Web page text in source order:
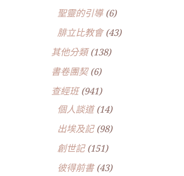
聖靈的引導(6)
腓立比教會(43)
其他分類(138)
書卷團契(6)
查經班(941)
個人談道(14)
出埃及記(98)
創世記(151)
彼得前書(43)